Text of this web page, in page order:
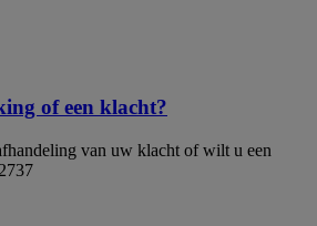
of een klacht?
van uw klacht of wilt u een